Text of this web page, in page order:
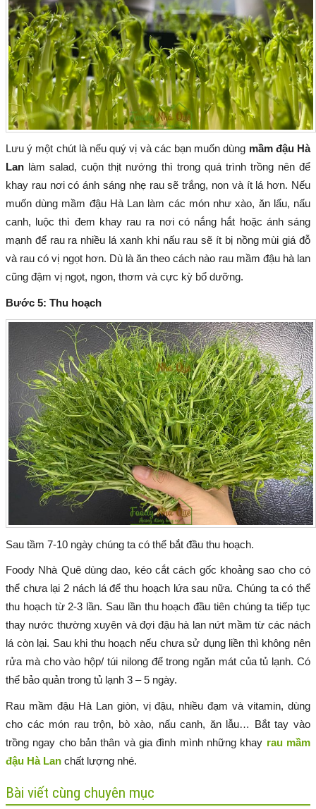
Lưu ý một chút là nếu quý vị và các bạn muốn dùng mầm đậu Hà
Lan làm salad, cuộn thịt nướng thì trong quá trình trồng nên để
khay rau nơi có ánh sáng nhẹ rau sẽ trắng, non và ít lá hơn. Nếu
muốn dùng mầm đậu Hà Lan làm các món như xào, ăn lẩu, nấu
canh, luộc thì đem khay rau ra nơi có nắng hắt hoặc ánh sáng
mạnh để rau ra nhiều lá xanh khi nấu rau sẽ ít bị nồng mùi giá đỗ
và rau có vị ngọt hơn. Dù là ăn theo cách nào rau mầm đậu hà lan
cũng đậm vị ngọt, ngon, thơm và cực kỳ bổ dưỡng.
Bước 5: Thu hoạch
Sau tầm 7-10 ngày chúng ta có thể bắt đầu thu hoạch.
Foody Nhà Quê dùng dao, kéo cắt cách gốc khoảng sao cho có
thể chưa lại 2 nách lá để thu hoạch lứa sau nữa. Chúng ta có thể
thu hoạch từ 2-3 lần. Sau lần thu hoạch đầu tiên chúng ta tiếp tục
thay nước thường xuyên và đợi đậu hà lan nứt mầm từ các nách
lá còn lại. Sau khi thu hoạch nếu chưa sử dụng liền thì không nên
rửa mà cho vào hộp/ túi nilong để trong ngăn mát của tủ lạnh. Có
thể bảo quản trong tủ lạnh 3 – 5 ngày.
Rau mầm đậu Hà Lan giòn, vị đậu, nhiều đạm và vitamin, dùng
cho các món rau trộn, bò xào, nấu canh, ăn lẫu… Bắt tay vào
trồng ngay cho bản thân và gia đình mình những khay rau mầm
đậu Hà Lan chất lượng nhé.
Bài viết cùng chuyên mục